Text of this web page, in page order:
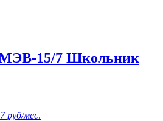
15/7 Школьник
руб/мес.